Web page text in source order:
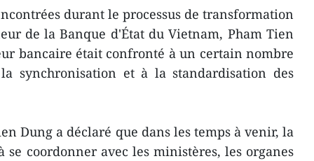
durant le processus de transformation
de la Banque d'État du Vietnam, Pham Tien
bancaire était confronté à un certain nombre
synchronisation et à la standardisation des
Dung a déclaré que dans les temps à venir, la
coordonner avec les ministères, les organes